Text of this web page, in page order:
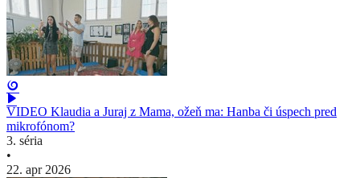
VIDEO Klaudia a Juraj z Mama, ožeň ma: Hanba či úspech pred
mikrofónom?
3. séria
•
22. apr 2026